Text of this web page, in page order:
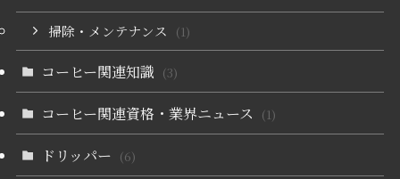
掃除・メンテナンス (1)
コーヒー関連知識 (3)
コーヒー関連資格・業界ニュース (1)
ドリッパー (6)